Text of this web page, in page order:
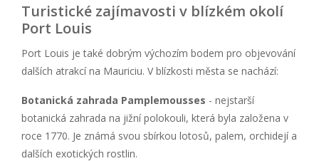
Turistické zajímavosti v blízkém okolí
Port Louis
Port Louis je také dobrým výchozím bodem pro objevování
dalších atrakcí na Mauriciu. V blízkosti města se nachází:
Botanická zahrada Pamplemousses - nejstarší
botanická zahrada na jižní polokouli, která byla založena v
roce 1770. Je známá svou sbírkou lotosů, palem, orchidejí a
dalších exotických rostlin.